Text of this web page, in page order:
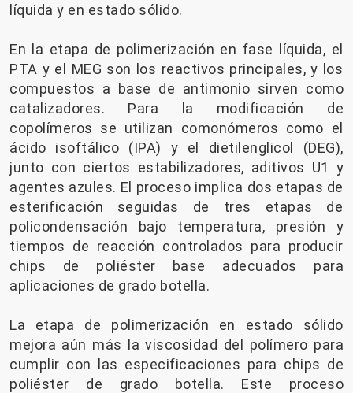
líquida y en estado sólido.
En la etapa de polimerización en fase líquida, el
PTA y el MEG son los reactivos principales, y los
compuestos a base de antimonio sirven como
catalizadores. Para la modificación de
copolímeros se utilizan comonómeros como el
ácido isoftálico (IPA) y el dietilenglicol (DEG),
junto con ciertos estabilizadores, aditivos U1 y
agentes azules. El proceso implica dos etapas de
esterificación seguidas de tres etapas de
policondensación bajo temperatura, presión y
tiempos de reacción controlados para producir
chips de poliéster base adecuados para
aplicaciones de grado botella.
La etapa de polimerización en estado sólido
mejora aún más la viscosidad del polímero para
cumplir con las especificaciones para chips de
poliéster de grado botella. Este proceso